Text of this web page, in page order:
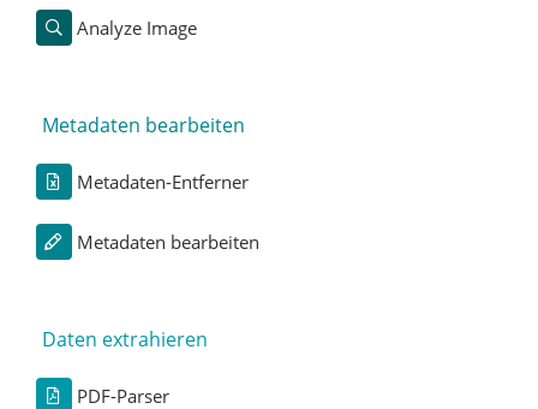
Analyze Image
Metadaten bearbeiten
Metadaten-Entferner
Metadaten bearbeiten
Daten extrahieren
PDF-Parser